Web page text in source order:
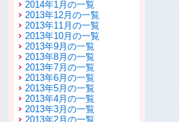
2014年1月の一覧
2013年12月の一覧
2013年11月の一覧
2013年10月の一覧
2013年9月の一覧
2013年8月の一覧
2013年7月の一覧
2013年6月の一覧
2013年5月の一覧
2013年4月の一覧
2013年3月の一覧
2013年2月の一覧